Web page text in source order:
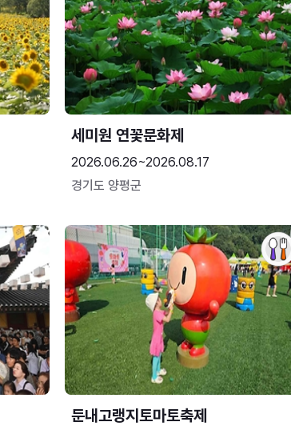
세미원 연꽃문화제
2026.06.26~2026.08.17
경기도 양평군
둔내고랭지토마토축제